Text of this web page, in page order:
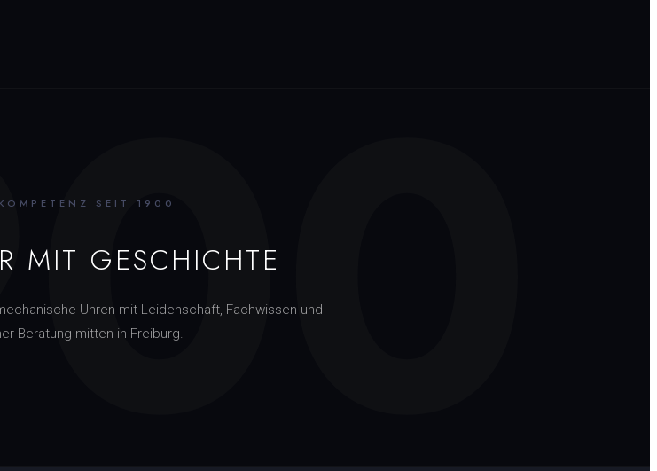
SEIT 1900
MIT GESCHICHTE
Uhren mit Leidenschaft, Fachwissen und
Beratung mitten in Freiburg.